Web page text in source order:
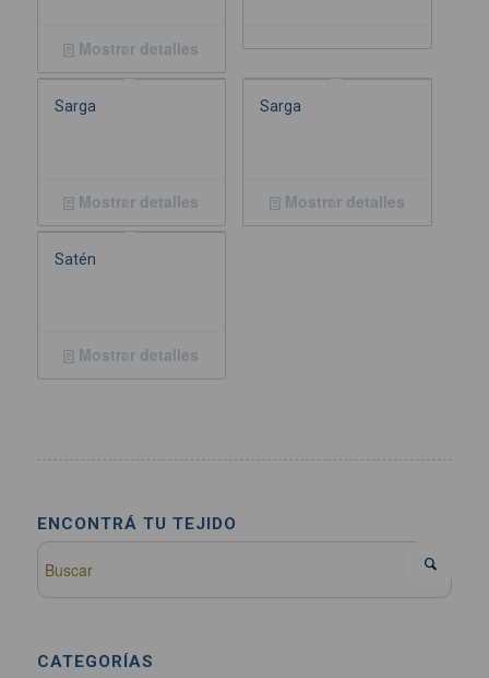
Mostrar detalles
Sarga
Mostrar detalles
Sarga
Mostrar detalles
Satén
Mostrar detalles
ENCONTRÁ TU TEJIDO
CATEGORÍAS